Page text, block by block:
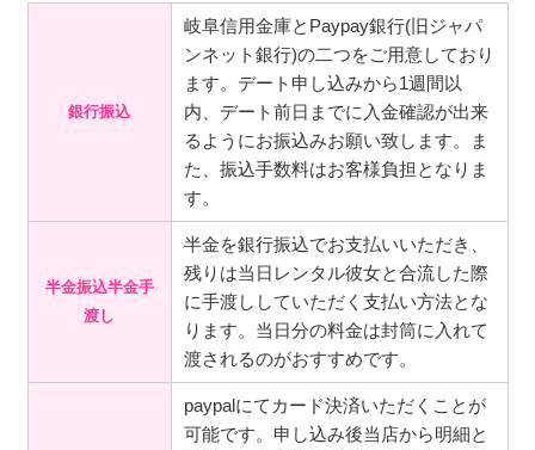
銀行振込
岐阜信用金庫とPaypay銀行(旧ジャパ
ンネット銀行)の二つをご用意しており
ます。デート申し込みから1週間以
内、デート前日までに入金確認が出来
るようにお振込みお願い致します。ま
た、振込手数料はお客様負担となりま
す。
半金振込半金手
渡し
半金を銀行振込でお支払いいただき、
残りは当日レンタル彼女と合流した際
に手渡ししていただく支払い方法とな
ります。当日分の料金は封筒に入れて
渡されるのがおすすめです。
paypalにてカード決済いただくことが
可能です。申し込み後当店から明細と